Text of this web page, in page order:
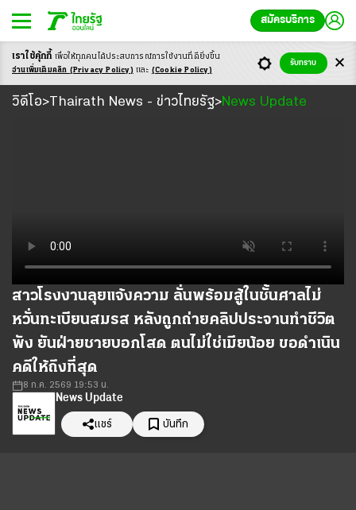
สมัครบริการ
วิดีโอ
วิดีโอ>Thairath News - ข่าวไทยรัฐ>News Update
สาวโรงงานลุยแจ้งความ ลั่นพร้อมสู้ในชั้นศาลไม่
หวั่นทะเบียนสมรส หลังถูกถ่ายคลิปประจานทำชีวิต
พัง ยันฝ่ายชายบอกโสด ตนไม่ใช่เมียน้อย ขอดำเนิน
คดีให้ถึงที่สุด
8 ก.ค. 2569 19:53 น.
News Update
แชร์ บันทึก
เราใช้คุ้กกี้ เพื่อให้ทุกคนได้ประสบการณ์การใช้งานที่ดียิ่งขึ้น
อ่านเพิ่มเติมคลิก (Privacy Policy) และ (Cookie Policy)
รับทราบ